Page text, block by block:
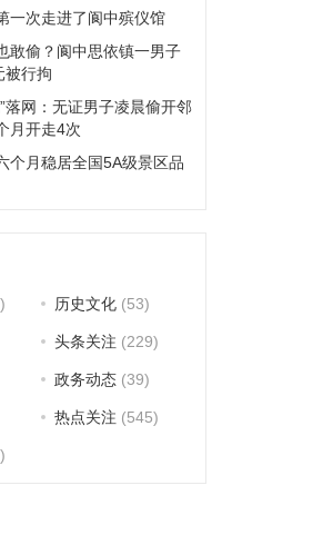
一次走进了阆中殡仪馆
敢偷？阆中思依镇一男子
被行拘
落网：无证男子凌晨偷开邻
月开走4次
个月稳居全国5A级景区品
历史文化(53)
头条关注 (229)
政务动态(39)
热点关注 (545)